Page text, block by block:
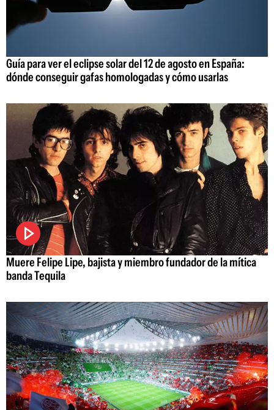
Guía para ver el eclipse solar del 12 de agosto en España:
dónde conseguir gafas homologadas y cómo usarlas
Muere Felipe Lipe, bajista y miembro fundador de la mítica
banda Tequila